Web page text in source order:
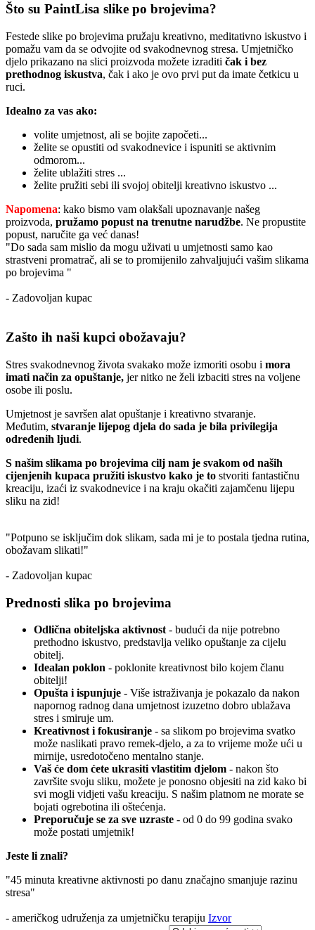
Što su PaintLisa slike po brojevima?
Festede slike po brojevima pružaju kreativno, meditativno iskustvo i
pomažu vam da se odvojite od svakodnevnog stresa. Umjetničko
djelo prikazano na slici proizvoda možete izraditi čak i bez
prethodnog iskustva, čak i ako je ovo prvi put da imate četkicu u
ruci.
Idealno za vas ako:
volite umjetnost, ali se bojite započeti...
želite se opustiti od svakodnevice i ispuniti se aktivnim
odmorom...
želite ublažiti stres ...
želite pružiti sebi ili svojoj obitelji kreativno iskustvo ...
Napomena: kako bismo vam olakšali upoznavanje našeg
proizvoda, pružamo popust na trenutne narudžbe. Ne propustite
popust, naručite ga već danas!
"Do sada sam mislio da mogu uživati u umjetnosti samo kao
strastveni promatrač, ali se to promijenilo zahvaljujući vašim slikama
po brojevima "
- Zadovoljan kupac
Zašto ih naši kupci obožavaju?
Stres svakodnevnog života svakako može izmoriti osobu i mora
imati način za opuštanje, jer nitko ne želi izbaciti stres na voljene
osobe ili poslu.
Umjetnost je savršen alat opuštanje i kreativno stvaranje.
Međutim, stvaranje lijepog djela do sada je bila privilegija
određenih ljudi.
S našim slikama po brojevima cilj nam je svakom od naših
cijenjenih kupaca pružiti iskustvo kako je to stvoriti fantastičnu
kreaciju, izaći iz svakodnevice i na kraju okačiti zajamčenu lijepu
sliku na zid!
"Potpuno se isključim dok slikam, sada mi je to postala tjedna rutina,
obožavam slikati!"
- Zadovoljan kupac
Prednosti slika po brojevima
Odlična obiteljska aktivnost- budući da nije potrebno
prethodno iskustvo, predstavlja veliko opuštanje za cijelu
obitelj.
Idealan poklon - poklonite kreativnost bilo kojem članu
obitelji!
Opušta i ispunjuje - Više istraživanja je pokazalo da nakon
napornog radnog dana umjetnost izuzetno dobro ublažava
stres i smiruje um.
Kreativnost i fokusiranje - sa slikom po brojevima svatko
može naslikati pravo remek-djelo, a za to vrijeme može ući u
mirnije, usredotočeno mentalno stanje.
Vaš će dom ćete ukrasiti vlastitim djelom - nakon što
završite svoju sliku, možete je ponosno objesiti na zid kako bi
svi mogli vidjeti vašu kreaciju. S našim platnom ne morate se
bojati ogrebotina ili oštećenja.
Preporučuje se za sve uzraste - od 0 do 99 godina svako
može postati umjetnik!
Jeste li znali?
"45 minuta kreativne aktivnosti po danu značajno smanjuje razinu
stresa"
- američkog udruženja za umjetničku terapiju Izvor